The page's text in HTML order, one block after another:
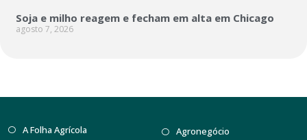
Soja e milho reagem e fecham em alta em Chicago
agosto 7, 2026
A Folha Agrícola
Agronegócio